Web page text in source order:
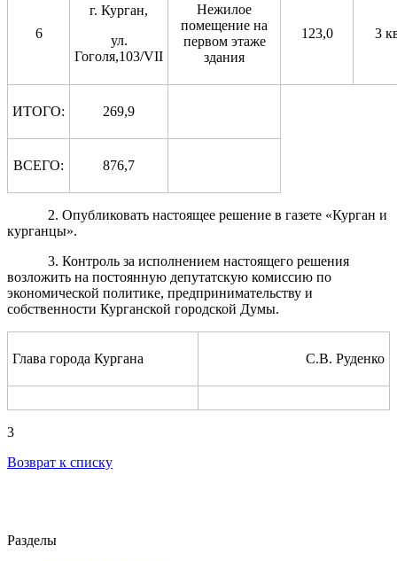
6
г. Курган,
ул.
Гоголя,103/VII
Нежилое
помещение на
первом этаже
здания
123,0 3
ИТОГО: 269,9
ВСЕГО: 876,7
2. Опубликовать настоящее решение в газете «Курган и
курганцы».
3. Контроль за исполнением настоящего решения
возложить на постоянную депутатскую комиссию по
экономической политике, предпринимательству и
собственности Курганской городской Думы.
Глава города Кургана С.В. Руденко
3
Возврат к списку
Разделы